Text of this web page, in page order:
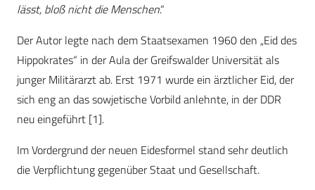
lässt, bloß nicht die Menschen.“
Der Autor legte nach dem Staatsexamen 1960 den „Eid des
Hippokrates“ in der Aula der Greifswalder Universität als
junger Militärarzt ab. Erst 1971 wurde ein ärztlicher Eid, der
sich eng an das sowjetische Vorbild anlehnte, in der DDR
neu eingeführt [1].
Im Vordergrund der neuen Eidesformel stand sehr deutlich
die Verpflichtung gegenüber Staat und Gesellschaft.